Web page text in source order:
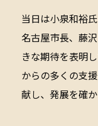
当日は小泉和裕
名古屋市長、藤
きな期待を表明
からの多くの支
献し、発展を確